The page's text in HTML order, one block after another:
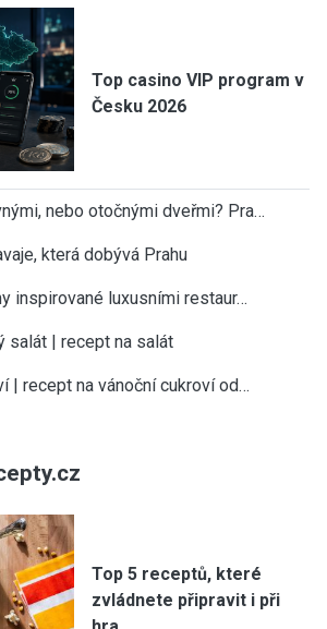
Top casino VIP program v
Česku 2026
nebo otočnými dveřmi? Pra…
která dobývá Prahu
inspirované luxusními restaur…
salát | recept na salát
| recept na vánoční cukroví od…
Top 5 receptů, které
zvládnete připravit i při